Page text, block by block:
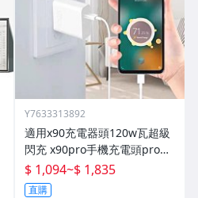
Y7633313892
適用x90充電器頭120w瓦超級
閃充 x90pro手機充電頭pro快
充插頭mcarney數據線80w套
裝
$ 1,094~$ 1,835
直購